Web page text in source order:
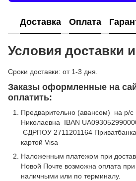
Доставка Оплата
Условия доставки
Сроки доставки: от 1-3 дня.
Заказы оформленные на
оплатить:
Предварительно (авансом) на р/
Николаевна IBAN
ЄДРПОУ 2711201164
картой Visa
Наложенным платежом при
Новой Почте возможна оплата
наличными или по терминалу.